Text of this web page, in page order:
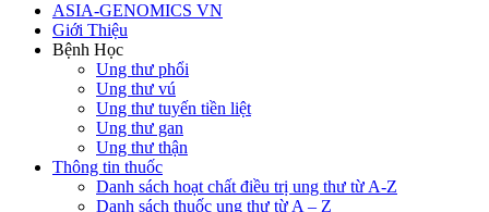
ASIA-GENOMICS VN
Giới Thiệu
Bệnh Học
Ung thư phổi
Ung thư vú
Ung thư tuyến tiền liệt
Ung thư gan
Ung thư thận
Thông tin thuốc
Danh sách hoạt chất điều trị ung thư từ A-Z
Danh sách thuốc ung thư từ A – Z